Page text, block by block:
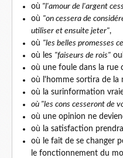
où "l'amour de l'argent
où "on cessera de
utiliser et ensuite jeter",
où "les belles promesses
où les "faiseurs de rois"
où une foule dans la rue
où l'homme sortira de la
où la surinformation
où "les cons cesseront de
où une opinion ne
où la satisfaction
où le fait de se changer
le fonctionnement du